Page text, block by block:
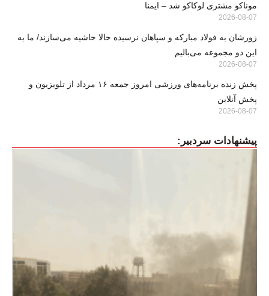
موناکو مشتری لوکاکو شد – ایمنا
2026-08-07
زورشان به فولاد مبارکه و سپاهان نرسیده حالا حاشیه می‌سازند/ ما به
این دو مجموعه می‌بالیم
2026-08-07
پخش زنده برنامه‌های ورزشی امروز جمعه ۱۶ مرداد از تلویزیون و
پخش آنلاین
2026-08-07
پیشنهادات سردبیر: